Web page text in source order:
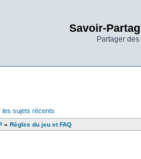
Savoir-
Partager
les sujets récents
» Règles du jeu et FAQ